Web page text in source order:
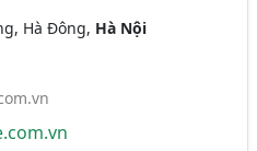
Hà Đông, Hà Nội